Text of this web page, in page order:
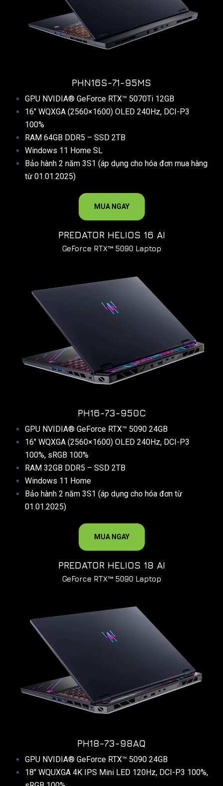
PHN16S-71-95MS
GPU NVIDIA® GeForce RTX™ 5070Ti 12GB
16″ WQXGA (2560×1600) OLED 240Hz, DCI-P3
100%
RAM 64GB DDR5 – SSD 2TB
Windows 11 Home SL
Bảo hành 2 năm 3S1 (áp dụng cho hóa đơn mua hàng
từ 01.01.2025)
MUA NGAY
PREDATOR HELIOS 16 AI
GeForce RTX™ 5090 Laptop
PH16-73-950C
GPU NVIDIA® GeForce RTX™ 5090 24GB
16″ WQXGA (2560×1600) OLED 240Hz, DCI-P3
100%, sRGB 100%
RAM 32GB DDR5 – SSD 2TB
Windows 11 Home
Bảo hành 2 năm 3S1 (áp dụng cho hóa đơn từ
01.01.2025)
MUA NGAY
PREDATOR HELIOS 18 AI
GeForce RTX™ 5090 Laptop
PH18-73-98AQ
GPU NVIDIA® GeForce RTX™ 5090 24GB
18″ WQUXGA 4K IPS Mini LED 120Hz, DCI-P3 100%,